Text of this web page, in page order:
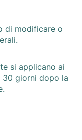
di modificare o
si applicano ai
giorni dopo la